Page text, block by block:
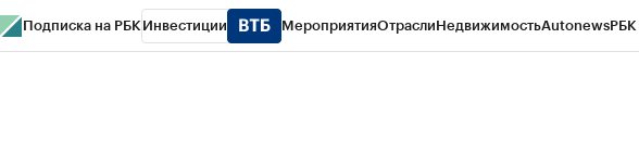
Подписка на РБК Инвестиции МероприятияОтраслиНедвижимостьAutonews